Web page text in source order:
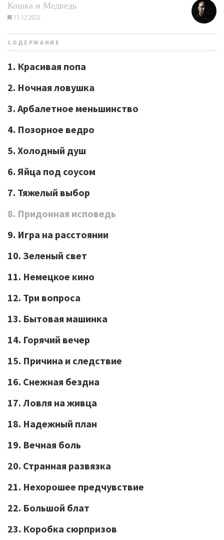
Кошка и Медведь
15.12.2022
СОДЕРЖАНИЕ
1. Красивая попа
2. Ночная ловушка
3. Арбалетное меньшинство
4. Позорное ведро
5. Холодный душ
6. Яйца под соусом
7. Тяжелый выбор
8. Придонная исповедь
9. Игра на расстоянии
10. Зеленый свет
11. Немецкое кино
12. Три вопроса
13. Бытовая машинка
14. Горячий вечер
15. Причина и следствие
16. Снежная бездна
17. Ловля на живца
18. Надежный план
19. Вечная боль
20. Странная развязка
21. Нехорошее предчувствие
22. Большой блат
23. Коробка сюрпризов